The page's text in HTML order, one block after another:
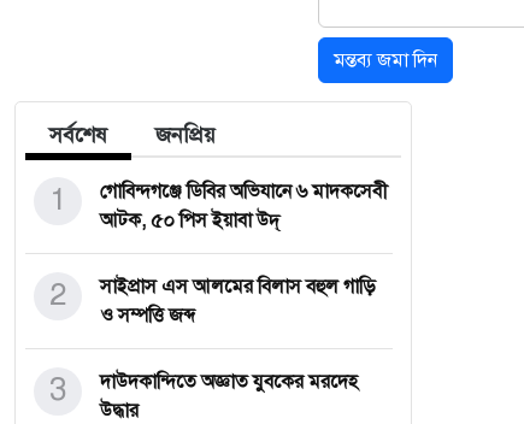
মন্তব্য জমা দিন
সর্বশেষ জনপ্রিয়
গোবিন্দগঞ্জে ডিবির অভিযানে ৬ মাদকসেবী
আটক, ৫০ পিস ইয়াবা উদ্
1
সাইপ্রাস এস আলমের বিলাস বহুল গাড়ি
ও সম্পত্তি জব্দ
2
দাউদকান্দিতে অজ্ঞাত যুবকের মরদেহ
উদ্ধার
3